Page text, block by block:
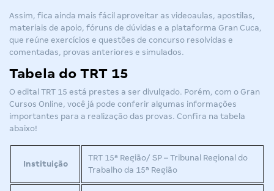
Assim, fica ainda mais fácil aproveitar as videoaulas, apostilas,
materiais de apoio, fóruns de dúvidas e a plataforma Gran Cuca,
que reúne exercícios e questões de concurso resolvidas e
comentadas, provas anteriores e simulados.
Tabela do TRT 15
O edital TRT 15 está prestes a ser divulgado. Porém, com o Gran
Cursos Online, você já pode conferir algumas informações
importantes para a realização das provas. Confira na tabela
abaixo!
Instituição
TRT 15ª Região/ SP – Tribunal Regional do
Trabalho da 15ª Região